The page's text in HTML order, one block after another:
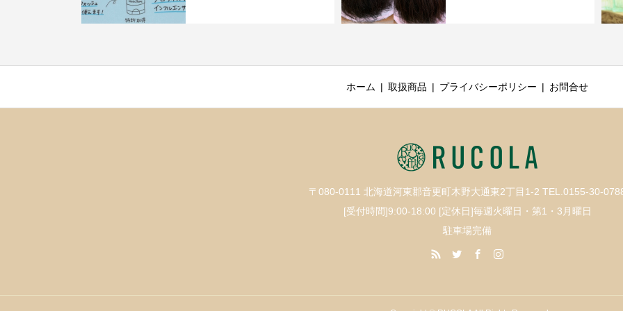
ホーム 取扱商品 プライバシーポリシー お問合せ
〒080-0111 北海道河東郡音更町木野大通東2丁目1-2 TEL.0155-30-
[受付時間]9:00-18:00 [定休日]毎週火曜日・第1・3月曜日
駐車場完備